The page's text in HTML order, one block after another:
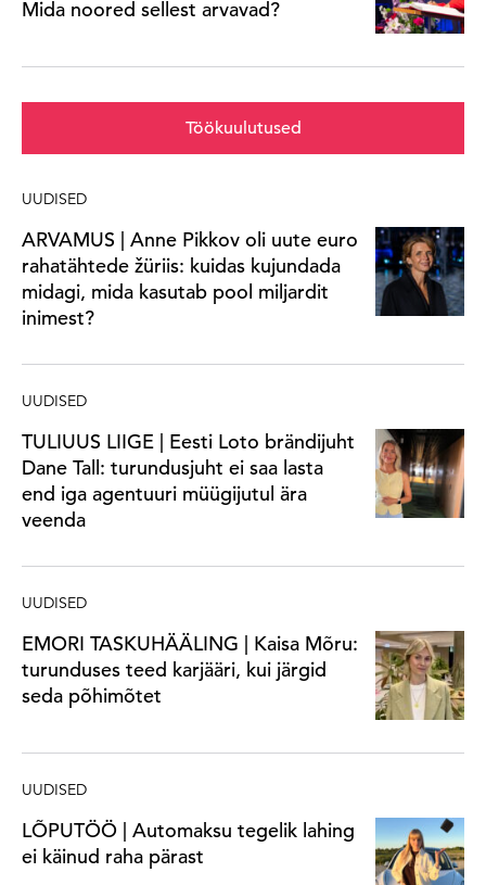
Mida noored sellest arvavad?
Töökuulutused
UUDISED
ARVAMUS | Anne Pikkov oli uute euro
rahatähtede žüriis: kuidas kujundada
midagi, mida kasutab pool miljardit
inimest?
UUDISED
TULIUUS LIIGE | Eesti Loto brändijuht
Dane Tall: turundusjuht ei saa lasta
end iga agentuuri müügijutul ära
veenda
UUDISED
EMORI TASKUHÄÄLING | Kaisa Mõru:
turunduses teed karjääri, kui järgid
seda põhimõtet
UUDISED
LÕPUTÖÖ | Automaksu tegelik lahing
ei käinud raha pärast